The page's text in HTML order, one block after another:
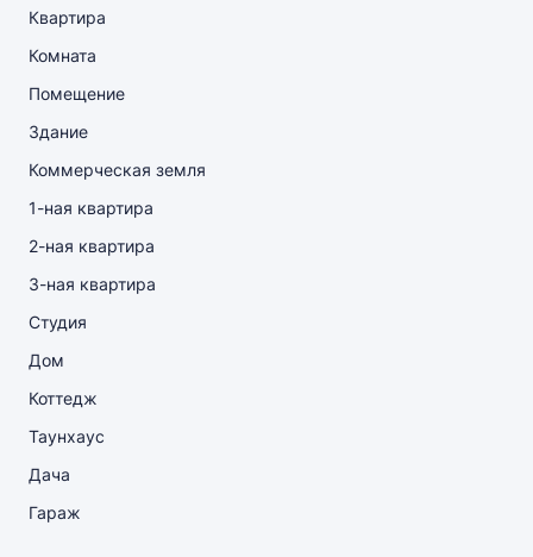
Квартира
Комната
Помещение
Здание
Коммерческая земля
1-ная квартира
2-ная квартира
3-ная квартира
Студия
Дом
Коттедж
Таунхаус
Дача
Гараж